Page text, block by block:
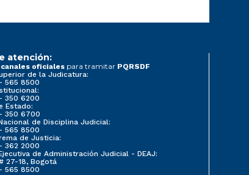
atención:
canales oficiales para tramitar PQRSDF
de la Judicatura:
565 8500
350 6200
Estado:
350 6700
de Disciplina Judicial:
565 8500
de Justicia:
362 2000
de Administración Judicial - DEAJ:
27-18, Bogotá
565 8500